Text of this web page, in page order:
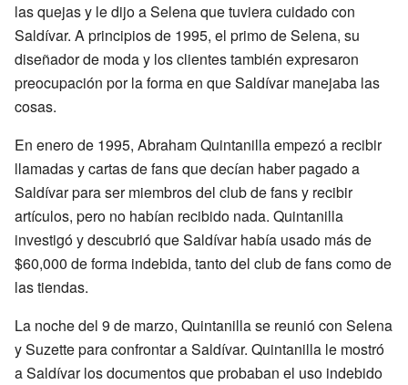
las quejas y le dijo a Selena que tuviera cuidado con
Saldívar. A principios de 1995, el primo de Selena, su
diseñador de moda y los clientes también expresaron
preocupación por la forma en que Saldívar manejaba las
cosas.
En enero de 1995, Abraham Quintanilla empezó a recibir
llamadas y cartas de fans que decían haber pagado a
Saldívar para ser miembros del club de fans y recibir
artículos, pero no habían recibido nada. Quintanilla
investigó y descubrió que Saldívar había usado más de
$60,000 de forma indebida, tanto del club de fans como de
las tiendas.
La noche del 9 de marzo, Quintanilla se reunió con Selena
y Suzette para confrontar a Saldívar. Quintanilla le mostró
a Saldívar los documentos que probaban el uso indebido